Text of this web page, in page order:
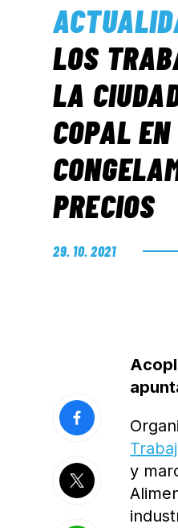
LOS
LA
COPAL
PRECIOS
29. 10. 2021
y